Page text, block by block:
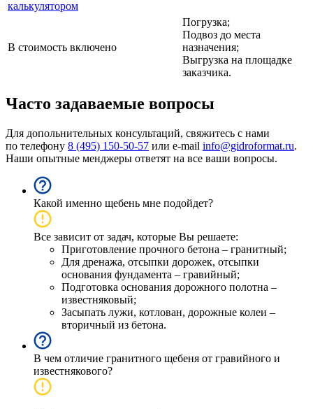
калькулятором
В стоимость включено
Погрузка;
Подвоз до места
назначения;
Выгрузка на площадке
заказчика.
Часто задаваемые вопросы
Для допольнительных консультаций, свяжитесь с нами
по телефону 8 (495) 150-50-57 или e-mail info@gidroformat.ru.
Наши опытные менджеры ответят на все ваши вопросы.
Какой именно щебень мне подойдет?
Все зависит от задач, которые Вы решаете:
Приготовление прочного бетона – гранитный;
Для дренажа, отсыпки дорожек, отсыпки
основания фундамента – гравийный;
Подготовка основания дорожного полотна –
известняковый;
Засыпать лужи, котлован, дорожные колеи –
вторичный из бетона.
В чем отличие гранитного щебеня от гравийного и
известнякового?